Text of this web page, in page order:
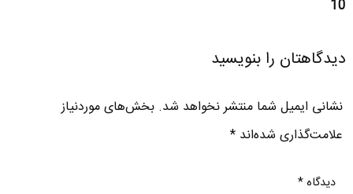
10
دیدگاهتان را بنویسید
نشانی ایمیل شما منتشر نخواهد شد. بخش‌های موردنیاز
علامت‌گذاری شده‌اند*
دیدگاه*